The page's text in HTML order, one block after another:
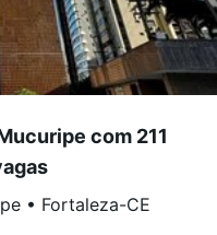
com 211
• Fortaleza-CE